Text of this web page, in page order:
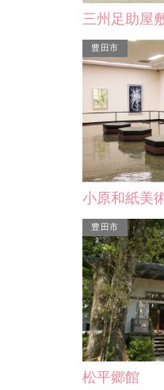
三州足助屋
豊田市
小原和紙美
豊田市
松平郷館